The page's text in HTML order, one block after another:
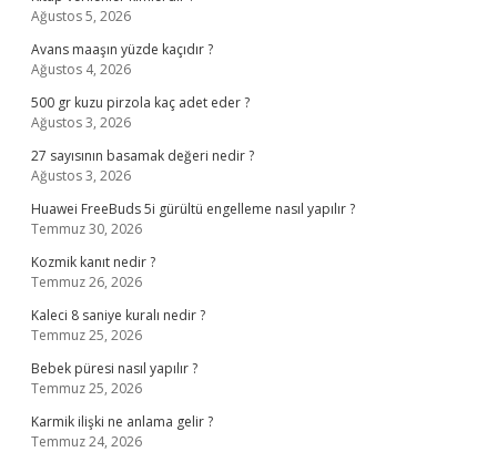
Ağustos 5, 2026
Avans maaşın yüzde kaçıdır ?
Ağustos 4, 2026
500 gr kuzu pirzola kaç adet eder ?
Ağustos 3, 2026
27 sayısının basamak değeri nedir ?
Ağustos 3, 2026
Huawei FreeBuds 5i gürültü engelleme nasıl yapılır ?
Temmuz 30, 2026
Kozmik kanıt nedir ?
Temmuz 26, 2026
Kaleci 8 saniye kuralı nedir ?
Temmuz 25, 2026
Bebek püresi nasıl yapılır ?
Temmuz 25, 2026
Karmik ilişki ne anlama gelir ?
Temmuz 24, 2026